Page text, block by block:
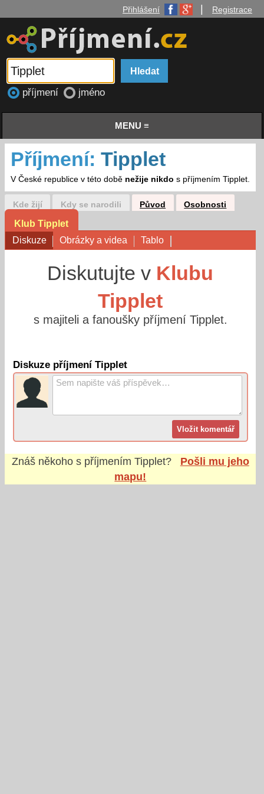
Přihlášení Registrace
příjmení jméno
MENU ≡
Příjmení: Tipplet
V České republice v této době nežije nikdo s příjmením Tipplet.
Kde žijí Kdy se narodili Původ Osobnosti
Klub Tipplet
Diskuze
Obrázky a videa Tablo
Diskutujte v Klubu
Tipplet
s majiteli a fanoušky příjmení Tipplet.
Diskuze příjmení Tipplet
Znáš někoho s příjmením Tipplet?
Pošli mu jeho
mapu!